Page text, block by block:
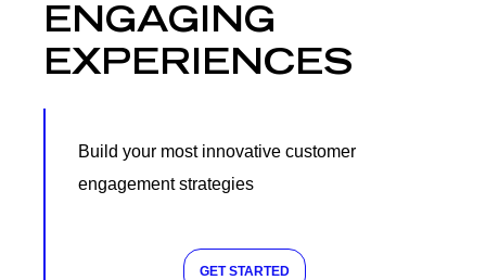
ENGAGING
EXPERIENCES
Build your most innovative customer
engagement strategies
GET STARTED